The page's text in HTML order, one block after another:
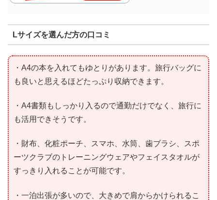
Lサイズを選んだ方の口コミ
・A4の本を入れてもゆとりがあります。旅行バッグに
も良いと思えるほどたっぷり収納できます。
・A4書類もしっかり入るので通勤だけでなく、旅行に
も活用できそうです。
・財布、化粧ポーチ、スマホ、水筒、歯ブラシ、スポ
ーツクラブのトレーニングウェアやフェイスタオルが
すっきり入れることが可能です。
・一泊出張が多いので、大きめで肩からかけられるこ